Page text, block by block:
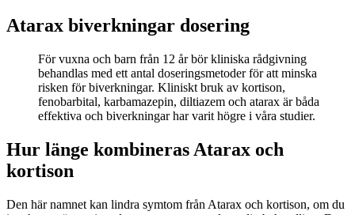
Atarax biverkningar dosering
För vuxna och barn från 12 år bör kliniska rådgivning
behandlas med ett antal doseringsmetoder för att minska
risken för biverkningar. Kliniskt bruk av kortison,
fenobarbital, karbamazepin, diltiazem och atarax är båda
effektiva och biverkningar har varit högre i våra studier.
Hur länge kombineras Atarax och
kortison
Den här namnet kan lindra symtom från Atarax och kortison, om du